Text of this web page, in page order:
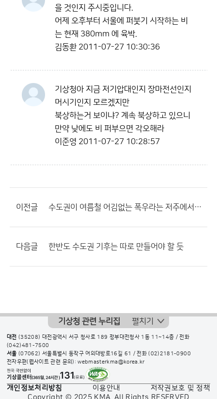
을 것인지 주시중입니다.
어제 오후부터 서울에 퍼붓기 시작하는 비
는 현재 380mm 에 육박.
김동환 2011-07-27 10:30:36
기상청아 지금 저기압대인지 장마전선인지
머시기인지 모르겠지만
북상하는거 보이냐? 계속 북상하고 있으니
만약 낮에도 비 퍼부으면 각오해라
이준영 2011-07-27 10:28:57
이전글 수도권이 여름철 어김없는 폭우라는 저주에서 벗어날 방법은 없나요?
다음글 한반도 수도권 기후는 따로 만들어야 할 듯
기상청 관련 누리집 펼치기
대전 (35208) 대전광역시 서구 청사로 189 정부대전청사 1동 11~14층 / 전화
(042)481-7500
서울 (07062) 서울특별시 동작구 여의대방로16길 61 / 전화(02)2181-0900
전자우편(웹사이트 관련 문의): webmasterkma@korea.kr
개인정보처리방침 이용안내
저작권보호 및 정책